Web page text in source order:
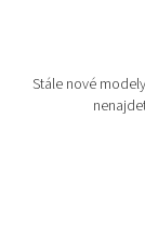
Stále nové